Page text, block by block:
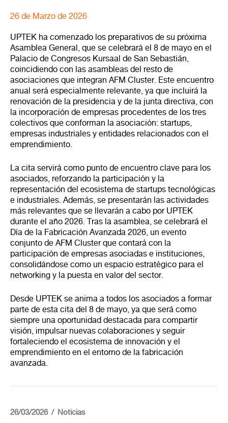
26 de Marzo de 2026
UPTEK ha comenzado los preparativos de su próxima
Asamblea General, que se celebrará el 8 de mayo en el
Palacio de Congresos Kursaal de San Sebastián,
coincidiendo con las asambleas del resto de
asociaciones que integran AFM Cluster. Este encuentro
anual será especialmente relevante, ya que incluirá la
renovación de la presidencia y de la junta directiva, con
la incorporación de empresas procedentes de los tres
colectivos que conforman la asociación: startups,
empresas industriales y entidades relacionados con el
emprendimiento.
La cita servirá como punto de encuentro clave para los
asociados, reforzando la participación y la
representación del ecosistema de startups tecnológicas
e industriales. Además, se presentarán las actividades
más relevantes que se llevarán a cabo por UPTEK
durante el año 2026. Tras la asamblea, se celebrará el
Día de la Fabricación Avanzada 2026, un evento
conjunto de AFM Cluster que contará con la
participación de empresas asociadas e instituciones,
consolidándose como un espacio estratégico para el
networking y la puesta en valor del sector.
Desde UPTEK se anima a todos los asociados a formar
parte de esta cita del 8 de mayo, ya que será como
siempre una oportunidad destacada para compartir
visión, impulsar nuevas colaboraciones y seguir
fortaleciendo el ecosistema de innovación y el
emprendimiento en el entorno de la fabricación
avanzada.
26/03/2026 Noticias